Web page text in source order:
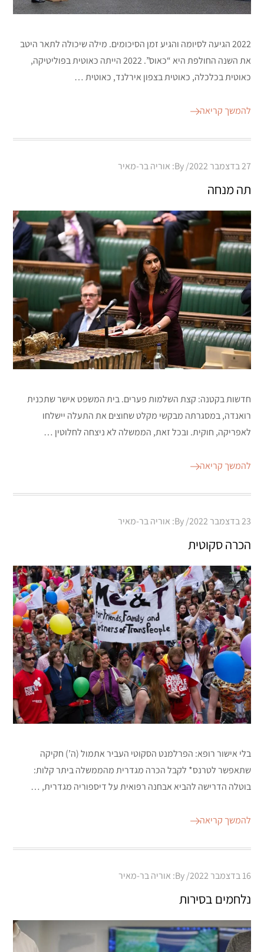
2022 הגיעה לסיומה והגיע זמן הסיכומים. מילה שיכולה לתאר היטב
את השנה החולפת היא “כאוס”. 2022 הייתה כאוטית בפוליטיקה,
כאוטית בכלכלה, כאוטית בצפון אירלנד, כאוטית …
להמשך קריאה
Posted
27 בדצמבר 2022 By: אוריה בר-מאיר
תה מנחה
חדשות בקטנה: קצת השלמות פערים. בית המשפט אישר שתכנית
רואנדה, במסגרתה מבקשי מקלט שחוצים את התעלה יישלחו
לאפריקה, חוקית. ובכל זאת, הממשלה לא ניצחה לחלוטין …
להמשך קריאה
Posted
23 בדצמבר 2022 By: אוריה בר-מאיר
הכרה סקוטית
בלי אישור רופא: הפרלמנט הסקוטי העביר אתמול (ה’) חקיקה
שתאפשר לטרנס* לקבל הכרה מגדרית מהממשלה ביתר קלות:
בוטלה הדרישה להביא אבחנה רפואית על דיספוריה מגדרית, …
להמשך קריאה
Posted
on
16 בדצמבר 2022 By: אוריה בר-מאיר
נלחמים בסירות